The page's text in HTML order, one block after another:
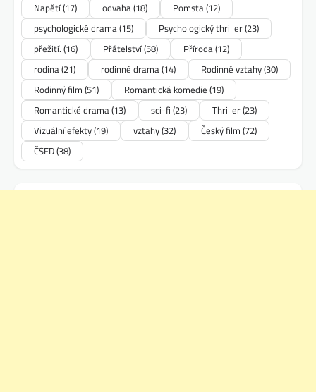
Napětí(17) odvaha(18) Pomsta(12)
psychologické drama(15) Psychologický thriller(23)
přežití. (16) Přátelství(58) Příroda(12)
rodina(21) rodinné drama(14) Rodinné vztahy(30)
Rodinný film (51) Romantická komedie (19)
Romantické drama(13) sci-fi (23) Thriller(23)
Vizuální efekty(19) vztahy(32) Český film (72)
ČSFD(38)